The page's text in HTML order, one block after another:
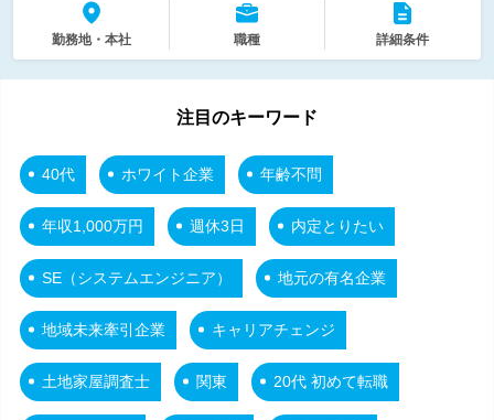
勤務地・本社 職種 詳細条件
注目のキーワード
40代 ホワイト企業 年齢不問
年収1,000万円 週休3日 内定とりたい
SE（システムエンジニア） 地元の有名企業
地域未来牽引企業 キャリアチェンジ
土地家屋調査士 関東 20代 初めて転職